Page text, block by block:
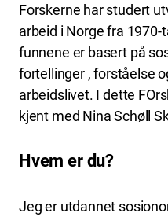
Forskerne har studert
arbeid i Norge fra
funnene er basert på
fortellinger , forståelse
arbeidslivet. I dette
kjent med Nina Schøll
Hvem er du?
Jeg er utdannet